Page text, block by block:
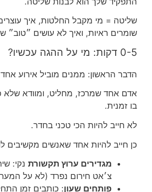
שליטה = מי מקבל החלטות, איך
שומרים ראיות, ואיך לא עושים ״טוב״
0-5 דקות: מי על ההגה עכשיו?
הדבר הראשון: ממנים מוביל אירוע
אדם אחד שמרכז, מחליט, ומוודא שלא
בו זמנית.
לא חייב להיות הכי טכני בחדר.
כן חייב להיות אחד שאנשים מקשיבים
מגדירים ערוץ תקשורת נקי:
צ׳אט חירום נפרד (לא על
פותחים שעון: כותבים זמן